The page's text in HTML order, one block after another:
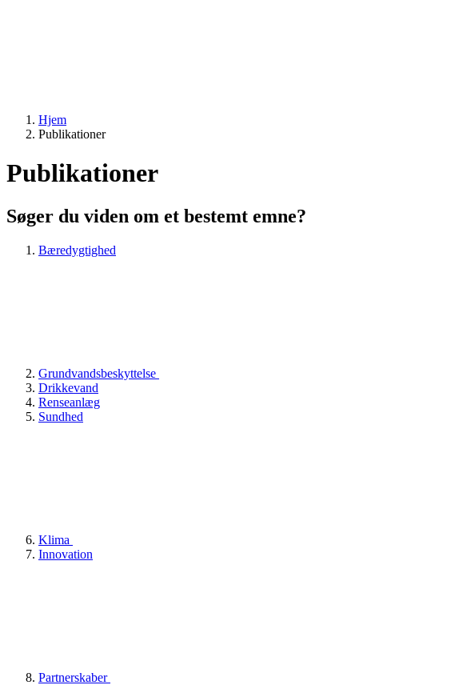
Hjem
Publikationer
Publikationer
Søger du viden om et bestemt emne?
Bæredygtighed
Grundvandsbeskyttelse
Drikkevand
Renseanlæg
Sundhed
Klima
Innovation
Partnerskaber